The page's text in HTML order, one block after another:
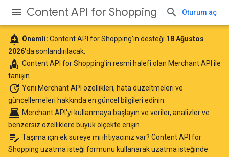
Content API for Shopping Oturum aç
add_alert Önemli: Content API for Shopping'in desteği 18 Ağustos
2026'da sonlandırılacak.
rocket Content API for Shopping'in resmi halefi olan Merchant API ile
tanışın.
update Yeni Merchant API özellikleri, hata düzeltmeleri ve
güncellemeleri hakkında en güncel bilgileri edinin
point_of_sale Merchant API'yi kullanmaya başlayın ve veriler, analizler ve
benzersiz özelliklere büyük ölçekte erişin.
edit_note Taşıma için ek süreye mi ihtiyacınız var? Content API for
Shopping uzatma isteği formunu kullanarak uzatma isteğinde